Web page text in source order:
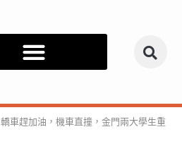
轎車趕加油，機車直撞，金門兩大學生重